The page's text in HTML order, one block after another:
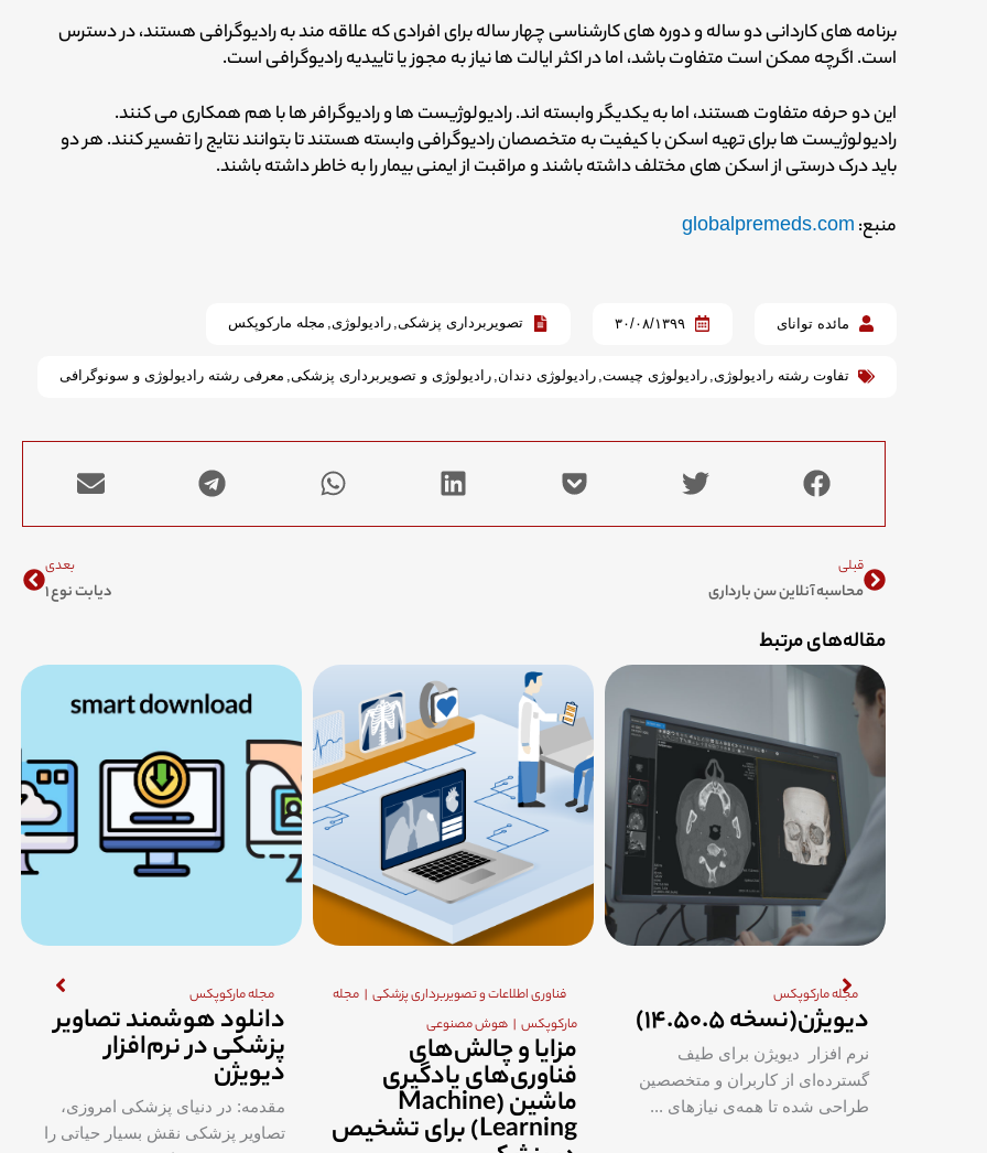
برنامه های کاردانی دو ساله و دوره های کارشناسی چهار ساله برای افرادی که علاقه مند به رادیوگرافی هستند، در دسترس
است. اگرچه ممکن است متفاوت باشد، اما در اکثر ایالت ها نیاز به مجوز یا تاییدیه رادیوگرافی است.
این دو حرفه متفاوت هستند، اما به یکدیگر وابسته اند. رادیولوژیست ها و رادیوگرافر ها با هم همکاری می کنند.
رادیولوژیست ها برای تهیه اسکن با کیفیت به متخصصان رادیوگرافی وابسته هستند تا بتوانند نتایج را تفسیر کنند. هر دو
باید درک درستی از اسکن های مختلف داشته باشند و مراقبت از ایمنی بیمار را به خاطر داشته باشند.
منبع: globalpremeds.com
مائده توانای ۳۰/۰۸/۱۳۹۹ تصویربرداری پزشکی, رادیولوژی, مجله مارکوپکس
تفاوت رشته رادیولوژی, رادیولوژی چیست, رادیولوژی دندان, رادیولوژی و تصویربرداری پزشکی, معرفی رشته رادیولوژی و سونوگرافی
قبلی
محاسبه آنلاین سن بارداری
بعدی
دیابت نوع ۱
مقاله‌های مرتبط
مجله مارکوپکس
دیویژن(نسخه ۱۴.۵۰.۵)
نرم افزار دیویژن برای طیف
گسترده‌ای از کاربران و متخصصین
طراحی شده تا همه‌ی نیاز‌های ...
فناوری اطلاعات و تصویربرداری پزشکی
مجله
مارکوپکس
هوش مصنوعی
مزایا و چالش‌های
فناوری‌های یادگیری
ماشین (Machine
Learning) برای تشخیص
مجله مارکوپکس
دانلود هوشمند تصاویر
پزشکی در نرم‌افزار
دیویژن
مقدمه: در دنیای پزشکی امروزی،
تصاویر پزشکی نقش بسیار حیاتی را